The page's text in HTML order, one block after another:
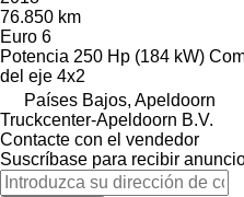
76.850 km
Euro 6
Potencia 250 Hp (184 kW)
del eje 4x2
Países Bajos, Apeldoorn
Truckcenter-Apeldoorn B.V.
Contacte con el vendedor
Suscríbase para recibir